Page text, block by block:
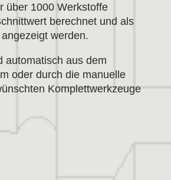
über 1000 Werkstoffe
berechnet und als
werden.
automatisch aus dem
oder durch die manuelle
Komplettwerkzeuge